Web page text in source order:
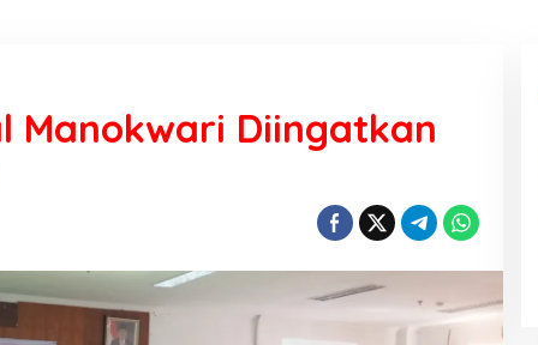
Manokwari Diingatkan
KEMARAU, ANTARA SUNNATULLAH
DAN MUHASABAH